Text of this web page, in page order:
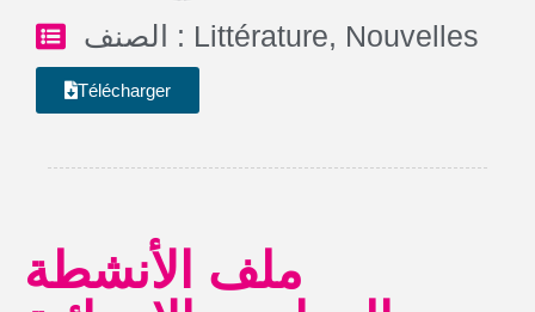
الصنف : Littérature, Nouvelles
Télécharger
ملف الأنشطة